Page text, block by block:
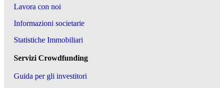
Lavora con noi
Informazioni societarie
Statistiche Immobiliari
Servizi Crowdfunding
Guida per gli investitori